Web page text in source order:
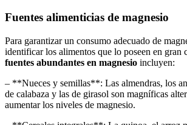
Fuentes alimenticias de magnesio
Para garantizar un consumo adecuado de
identificar los alimentos que lo poseen en gran
fuentes abundantes en magnesio incluyen:
– **Nueces y semillas**: Las almendras, los
de calabaza y las de girasol son magníficas
aumentar los niveles de magnesio.